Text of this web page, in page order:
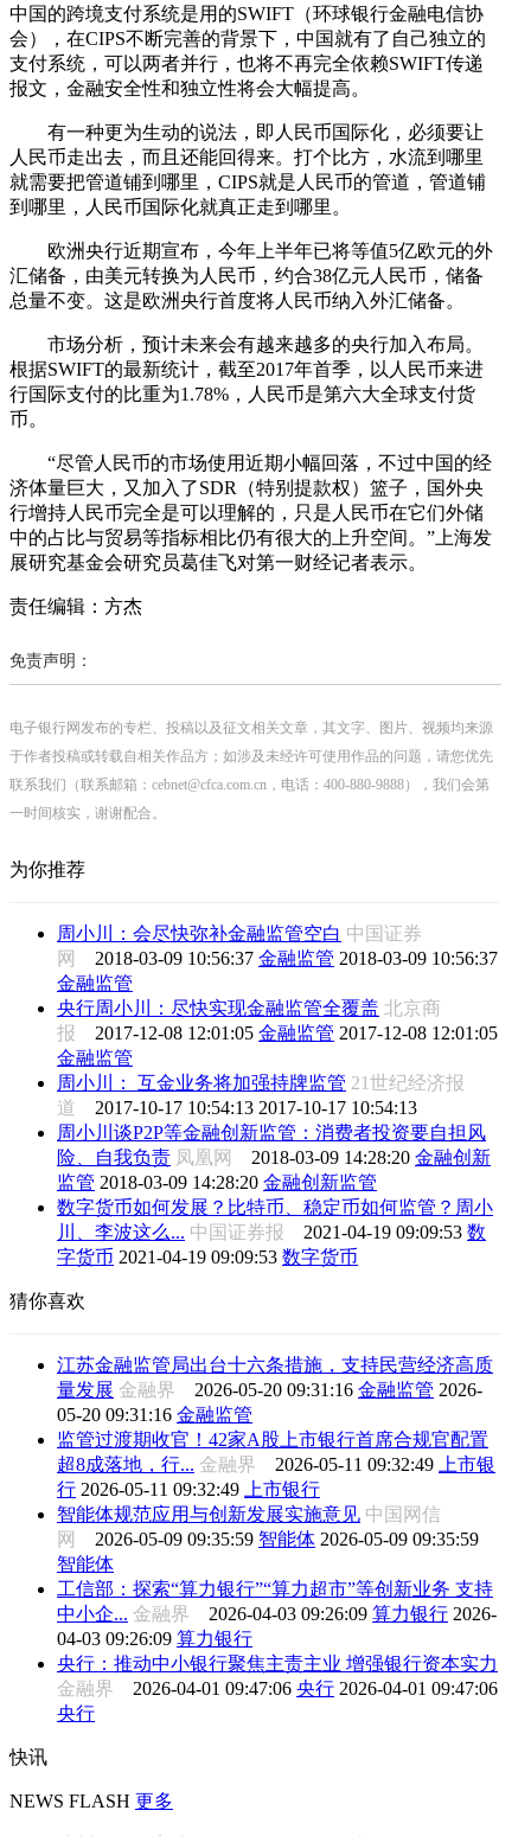
中国的跨境支付系统是用的SWIFT（环球银行金融电信协
会），在CIPS不断完善的背景下，中国就有了自己独立的
支付系统，可以两者并行，也将不再完全依赖SWIFT传递
报文，金融安全性和独立性将会大幅提高。
有一种更为生动的说法，即人民币国际化，必须要让
人民币走出去，而且还能回得来。打个比方，水流到哪里
就需要把管道铺到哪里，CIPS就是人民币的管道，管道铺
到哪里，人民币国际化就真正走到哪里。
欧洲央行近期宣布，今年上半年已将等值5亿欧元的外
汇储备，由美元转换为人民币，约合38亿元人民币，储备
总量不变。这是欧洲央行首度将人民币纳入外汇储备。
市场分析，预计未来会有越来越多的央行加入布局。
根据SWIFT的最新统计，截至2017年首季，以人民币来进
行国际支付的比重为1.78%，人民币是第六大全球支付货
币。
“尽管人民币的市场使用近期小幅回落，不过中国的经
济体量巨大，又加入了SDR（特别提款权）篮子，国外央
行增持人民币完全是可以理解的，只是人民币在它们外储
中的占比与贸易等指标相比仍有很大的上升空间。”上海发
展研究基金会研究员葛佳飞对第一财经记者表示。
责任编辑：方杰
免责声明：
电子银行网发布的专栏、投稿以及征文相关文章，其文字、图片、视频均来源
于作者投稿或转载自相关作品方；如涉及未经许可使用作品的问题，请您优先
联系我们（联系邮箱：cebnet@cfca.com.cn，电话：400-880-9888），我们会第
一时间核实，谢谢配合。
为你推荐
周小川：会尽快弥补金融监管空白 中国证券
网 2018-03-09 10:56:37 金融监管 2018-03-09 10:56:37
金融监管
央行周小川：尽快实现金融监管全覆盖 北京商
报 2017-12-08 12:01:05 金融监管 2017-12-08 12:01:05
金融监管
周小川： 互金业务将加强持牌监管 21世纪经济报
道 2017-10-17 10:54:13 2017-10-17 10:54:13
周小川谈P2P等金融创新监管：消费者投资要自担风
险、自我负责 凤凰网 2018-03-09 14:28:20 金融创新
监管 2018-03-09 14:28:20 金融创新监管
数字货币如何发展？比特币、稳定币如何监管？周小
川、李波这么... 中国证券报 2021-04-19 09:09:53 数
字货币 2021-04-19 09:09:53 数字货币
猜你喜欢
江苏金融监管局出台十六条措施，支持民营经济高质
量发展 金融界 2026-05-20 09:31:16 金融监管 2026-
05-20 09:31:16 金融监管
监管过渡期收官！42家A股上市银行首席合规官配置
超8成落地，行... 金融界 2026-05-11 09:32:49
上市银
行 2026-05-11 09:32:49
上市银行
智能体规范应用与创新发展实施意见 中国网信
网 2026-05-09 09:35:59 智能体 2026-05-09 09:35:59
智能体
工信部：探索“算力银行”“算力超市”等创新业务 支持
中小企... 金融界 2026-04-03 09:26:09 算力银行 2026-
04-03 09:26:09 算力银行
央行：推动中小银行聚焦主责主业 增强银行资本实力
金融界 2026-04-01 09:47:06 央行 2026-04-01 09:47:06
央行
快讯
NEWS FLASH 更多